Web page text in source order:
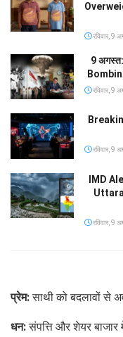
रविवार, 9
9 अगस्त:
रविवार, 9
रविवार, 9
IMD
रविवार, 9
प्रेम:साथी को बदलावों से
धन:संपत्ति और शेयर